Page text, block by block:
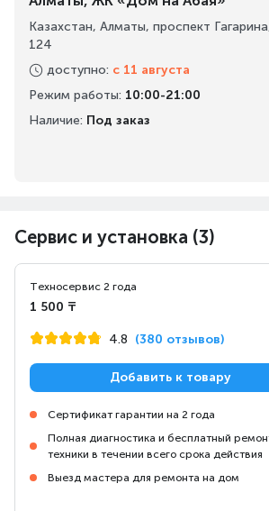
Казахстан, Алматы, проспект
124
доступно: с 11 августа
Режим работы: 10:00-21:00
Наличие: Под заказ
Сервис и установка (3)
Техносервис 2 года
1 500 ₸
4.8 (380 отзывов)
Добавить к товару
Сертификат гарантии на 2 года
Полная диагностика и бесплатный
техники в течении всего срока действия
Выезд мастера для ремонта на дом